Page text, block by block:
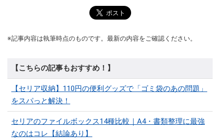
※記事内容は執筆時点のものです。最新の内容をご確認ください。
【こちらの記事もおすすめ！】
【セリア収納】110円の便利グッズで「ゴミ袋のあの問題」
をスパっと解決！
セリアのファイルボックス14種比較｜A4・書類整理に最強
なのはコレ【結論あり】